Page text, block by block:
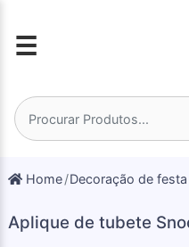
☰
Home Decoração de festa
Aplique de tubete